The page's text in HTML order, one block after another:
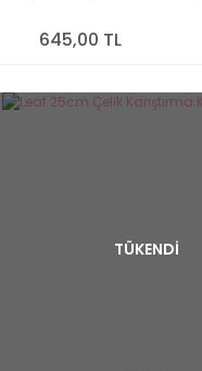
645,00 TL
TÜKENDİ